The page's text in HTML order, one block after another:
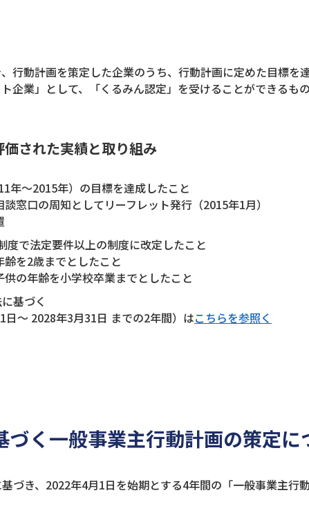
行動計画を策定した企業のうち、行動計画に定めた目標を
企業」として、「くるみん認定」を受けることができるもの
された実績と取り組み
年～2015年）の目標を達成したこと
窓口の周知としてリーフレット発行（2015年1月）
度で法定要件以上の制度に改定したこと
齢を2歳までとしたこと
の年齢を小学校卒業までとしたこと
基づく
～ 2028年3月31日 までの2年間）はこちらを参照く
づく一般事業主行動計画の策定に
づき、2022年4月1日を始期とする4年間の「一般事業主行